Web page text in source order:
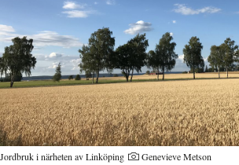
Jordbruk i närheten av Linköping Genevieve Metson